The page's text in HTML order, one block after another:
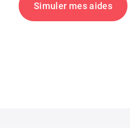
Simuler mes aides